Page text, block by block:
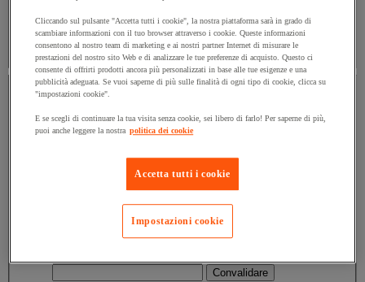
Valore facet JVD(4) JVD(4)
Prezzo
Valore facet Tra 300 € e 400 €(3
Valore facet Maggiore di 500 €
Limite inferiore Limite superiore€
Cliccando sul pulsante "Accetta tutti i cookie", la nostra piattaforma sarà in grado di
scambiare informazioni con il tuo browser attraverso i cookie. Queste informazioni
consentono al nostro team di marketing e ai nostri partner Internet di misurare le
prestazioni del nostro sito Web e di analizzare le tue preferenze di acquisto. Questo ci
consente di offrirti prodotti ancora più personalizzati in base alle tue esigenze e una
pubblicità adeguata. Se vuoi saperne di più sulle finalità di ogni tipo di cookie, clicca su
"impostazioni cookie".
E se scegli di continuare la tua visita senza cookie, sei libero di farlo! Per saperne di più,
puoi anche leggere la nostra politica dei cookie
Accetta tutti i cookie
Impostazioni cookie